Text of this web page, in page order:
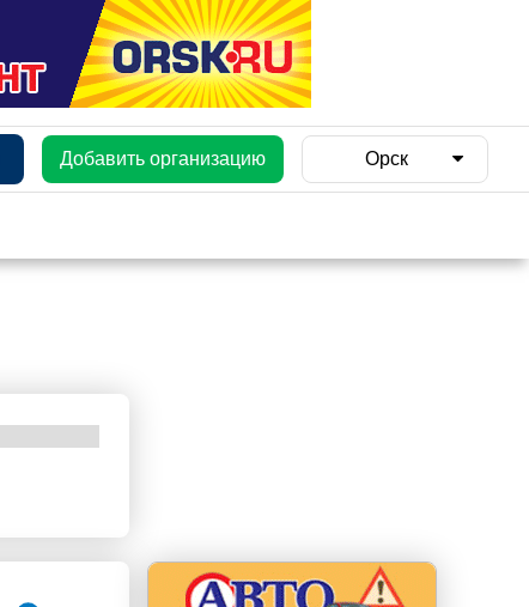
Добавить организацию Орск